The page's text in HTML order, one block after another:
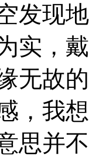
发现
实，
无故
，我
思并